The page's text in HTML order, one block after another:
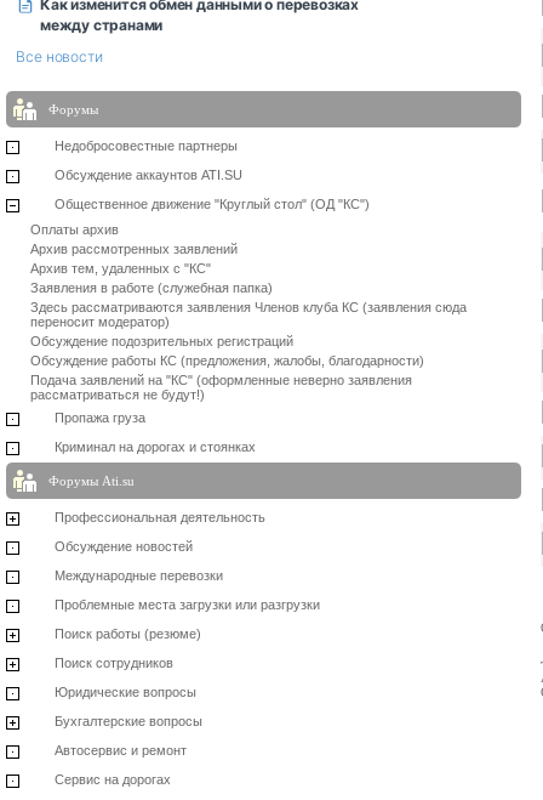
Форумы
Недобросовестные партнеры
Обсуждение аккаунтов ATI.SU
Общественное движение "Круглый стол" (ОД "КС")
Оплаты архив
Архив рассмотренных заявлений
Архив тем, удаленных с "КС"
Заявления в работе (служебная папка)
Здесь рассматриваются заявления Членов клуба КС (заявления сюда
переносит модератор)
Обсуждение подозрительных регистраций
Обсуждение работы КС (предложения, жалобы, благодарности)
Подача заявлений на "КС" (оформленные неверно заявления
рассматриваться не будут!)
Пропажа груза
Криминал на дорогах и стоянках
Форумы Ati.su
Профессиональная деятельность
Обсуждение новостей
Международные перевозки
Проблемные места загрузки или разгрузки
Поиск работы (резюме)
Поиск сотрудников
Юридические вопросы
Бухгалтерские вопросы
Автосервис и ремонт
Сервис на дорогах